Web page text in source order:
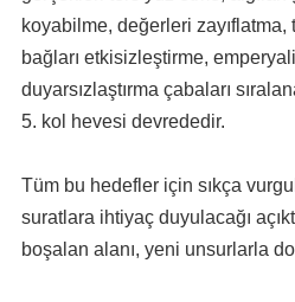
koyabilme, değerleri
bağları etkisizleştirme,
duyarsızlaştırma çabaları
5. kol hevesi devrededir.
Tüm bu hedefler için sıkça
suratlara ihtiyaç duyulacağı
boşalan alanı, yeni unsurlarla